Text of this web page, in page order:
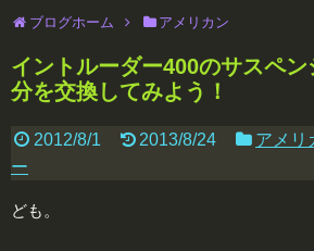
ブログホーム アメリカン
イントルーダー400のサスペ
分を交換してみよう！
2012/8/1 2013/8/24 アメリ
ー
ども。